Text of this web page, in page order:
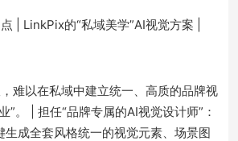
| LinkPix的“私域美学”AI视觉方案 |
，难以在私域中建立统一、高质的品牌视
”。 | 担任“品牌专属的AI视觉设计师”：
生成全套风格统一的视觉元素、场景图